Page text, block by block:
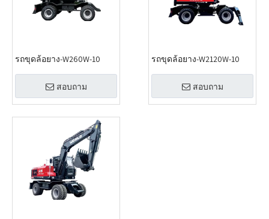
รถขุดล้อยาง-W260W-10
สอบถาม
รถขุดล้อยาง-W2120W-10
สอบถาม